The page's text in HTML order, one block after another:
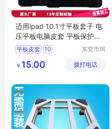
适用ipad 10.1寸平板套子 电
压平板电脑皮套 平板保护套
加工定制厂家
平板皮套 10
1寸平板皮套
东莞市琪
限公司
￥ 15.00 拨打电话